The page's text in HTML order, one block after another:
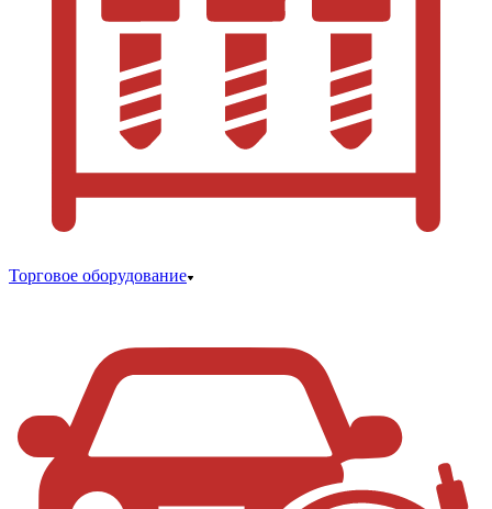
Торговое оборудование